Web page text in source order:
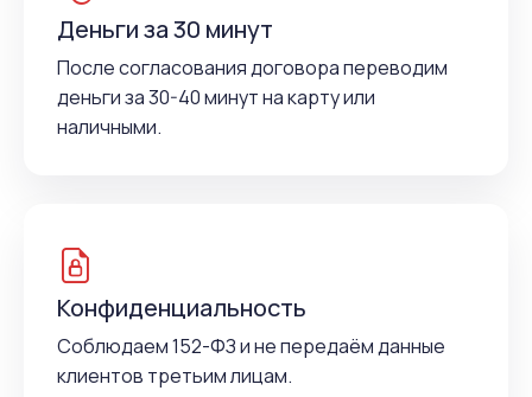
Деньги за 30 минут
После согласования договора переводим
деньги за 30-40 минут на карту или
наличными.
Конфиденциальность
Соблюдаем 152-ФЗ и не передаём данные
клиентов третьим лицам.